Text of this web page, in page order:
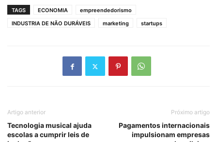
TAGS ECONOMIA
empreendedorismo
INDUSTRIA DE NÃO DURÁVEIS
marketing startups
Artigo anterior
Tecnologia musical ajuda
escolas a cumprir leis de
Próximo artigo
Pagamentos internacionais
impulsionam empresas